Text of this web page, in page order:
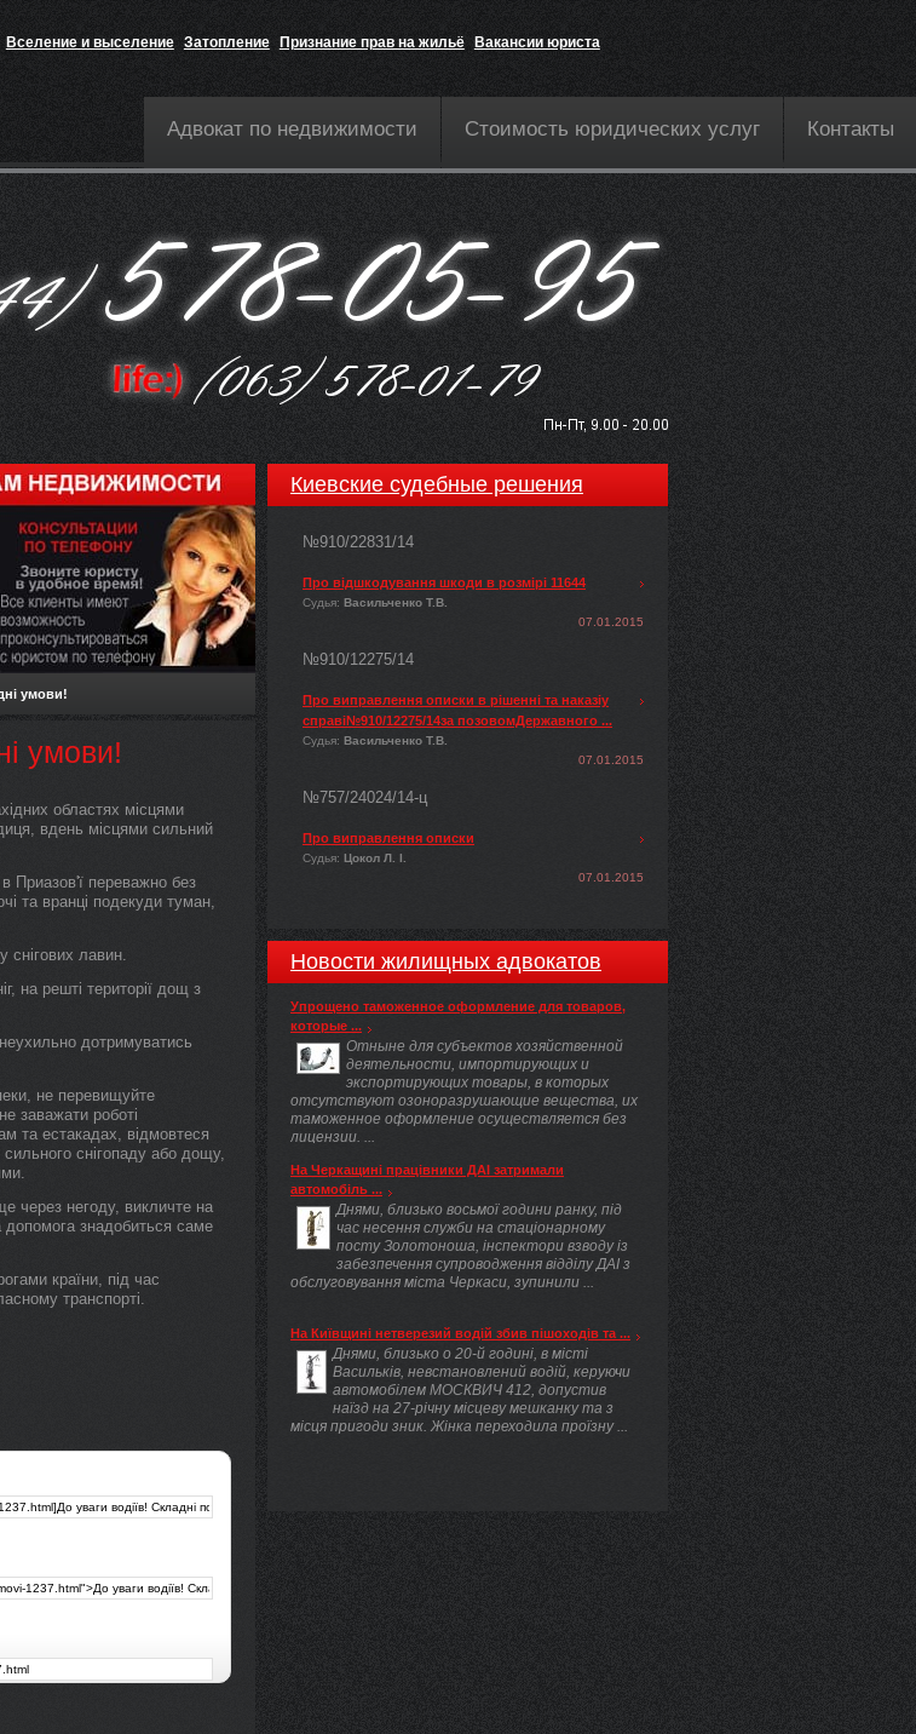
Вселение и выселение Затопление Признание прав на жильё Вакансии юриста
Адвокат по недвижимости Стоимость юридических услуг Контакты
умови!
умови!
областях місцями
вдень місцями сильний
Приазов'ї переважно без
та вранці подекуди туман,
снігових лавин.
на решті території дощ з
дотримуватись
не перевищуйте
заважати роботі
та естакадах, відмовтеся
снігопаду або дощу,
через негоду, викличте на
знадобиться саме
країни, під час
транспорті.
Киевские судебные решения
№910/22831/14
Про відшкодування шкоди в розмірі 11644
Судья: Васильченко Т.В.
07.01.2015
№910/12275/14
Про виправлення описки в рішенні та наказіу
справі№910/12275/14за позовомДержавного ...
Судья: Васильченко Т.В.
07.01.2015
№757/24024/14-ц
Про виправлення описки
Судья: Цокол Л. І.
07.01.2015
Новости жилищных адвокатов
Упрощено таможенное оформление для товаров,
которые ...
Отныне для субъектов хозяйственной
деятельности, импортирующих и
экспортирующих товары, в которых
отсутствуют озоноразрушающие вещества, их
таможенное оформление осуществляется без
лицензии. ...
На Черкащині працівники ДАІ затримали
автомобіль ...
Днями, близько восьмої години ранку, під
час несення служби на стаціонарному
посту Золотоноша, інспектори взводу із
забезпечення супроводження відділу ДАІ з
обслуговування міста Черкаси, зупинили ...
На Київщині нетверезий водій збив пішоходів та ...
Днями, близько о 20-й годині, в місті
Васильків, невстановлений водій, керуючи
автомобілем МОСКВИЧ 412, допустив
наїзд на 27-річну місцеву мешканку та з
місця пригоди зник. Жінка переходила проїзну ...